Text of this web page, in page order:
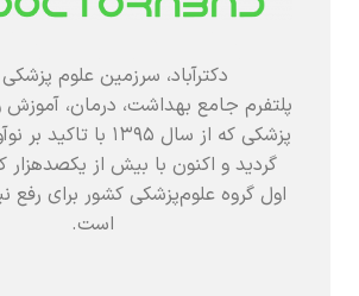
دکترآباد، سرزمین علوم
پلتفرم جامع بهداشت، درمان،
پزشکی که از سال ۱۳۹۵ با
گردید و اکنون با بیش از یکصدهزار
اول گروه علوم‌پزشکی کشور برای رفع
است.